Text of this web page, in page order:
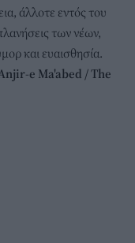
άλλοτε εντός του
των νέων,
και ευαισθησία.
e Ma'abed / The